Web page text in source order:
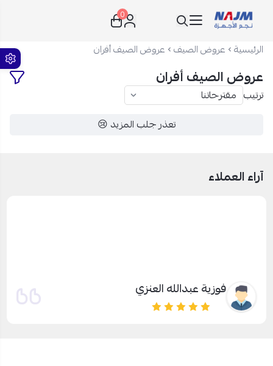
نجم الأجهزة
0
الرئيسية عروض الصيف عروض الصيف أفران
عروض الصيف أفران
ترتيب
تعذر جلب المزيد 😢
آراء العملاء
فوزية عبدالله العنزي